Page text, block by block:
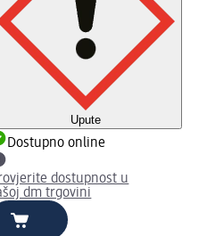
Upute
Dostupno online
dostupnost u
dm trgovini